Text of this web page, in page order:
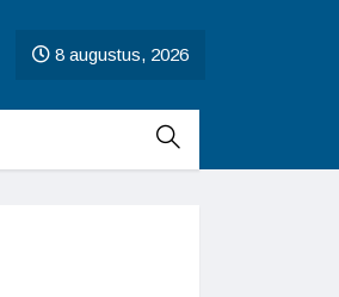
8 augustus, 2026